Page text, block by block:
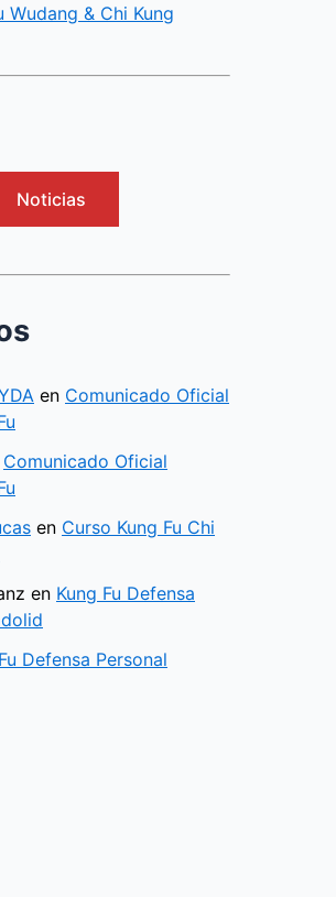
Wudang & Chi Kung
Noticias
en Comunicado Oficial
Comunicado Oficial
en Curso Kung Fu Chi
en Kung Fu Defensa
Defensa Personal